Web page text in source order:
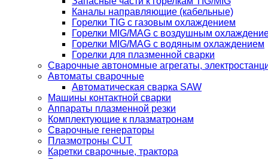
Каналы направляющие (кабельные)
Горелки TIG с газовым охлаждением
Горелки MIG/MAG с воздушным
Горелки MIG/MAG с водяным охлаждением
Горелки для плазменной сварки
Сварочные автономные агрегаты,
Автоматы сварочные
Автоматическая сварка SAW
Машины контактной сварки
Аппараты плазменной резки
Комплектующие к плазматронам
Сварочные генераторы
Плазмотроны CUT
Каретки сварочные, трактора